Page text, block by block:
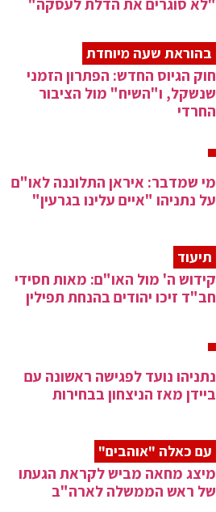
"לא סוגרים את הדלת לעסקה"
בהוראת שעה מיוחדת
חוק הגיוס החדש: הפתרון הזמני
שנשקל, ו"השיח" מול הציבור
החרדי
מי שמדבר: איראן התלוננה לאו"ם
על נתניהו "איים עלינו בגרעין"
תיעוד
קידוש ה' מול האו"ם: מאות חסידי
חב"ד זיכו יהודים בהנחת תפילין
נתניהו נועד לפגישה ראשונה עם
ביידן מאז הניצחון בבחירות
עם כאלה "אוהבים"
מיצג מחאה מביש לקראת הגעתו
של ראש הממשלה לארה"ב